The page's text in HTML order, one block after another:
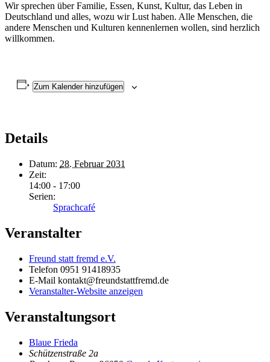
Wir sprechen über Familie, Essen, Kunst, Kultur, das Leben in
Deutschland und alles, wozu wir Lust haben. Alle Menschen, die
andere Menschen und Kulturen kennenlernen wollen, sind herzlich
willkommen.
Zum Kalender hinzufügen
Details
Datum: 28. Februar 2031
Zeit:
14:00 - 17:00
Serien:
Sprachcafé
Veranstalter
Freund statt fremd e.V.
Telefon 0951 91418935
E-Mail kontakt@freundstattfremd.de
Veranstalter-Website anzeigen
Veranstaltungsort
Blaue Frieda
Schützenstraße 2a